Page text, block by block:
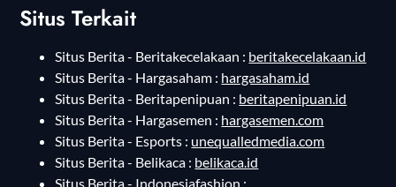
Situs Terkait
Situs Berita - Beritakecelakaan : beritakecelakaan.id
Situs Berita - Hargasaham : hargasaham.id
Situs Berita - Beritapenipuan : beritapenipuan.id
Situs Berita - Hargasemen : hargasemen.com
Situs Berita - Esports : unequalledmedia.com
Situs Berita - Belikaca : belikaca.id
Situs Berita - Indonesiafashion :